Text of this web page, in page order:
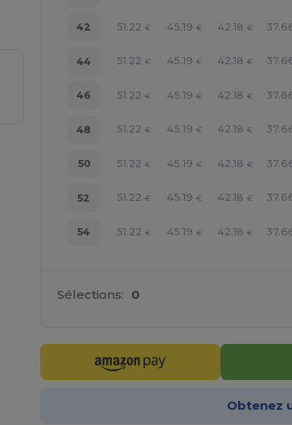
42 51.22 € 45.19 € 42.18 €
44 51.22 € 45.19 € 42.18 €
46 51.22 € 45.19 € 42.18 €
48 51.22 € 45.19 € 42.18 €
50 51.22 € 45.19 € 42.18 €
52 51.22 € 45.19 € 42.18 €
54 51.22 € 45.19 € 42.18 €
Sélections: 0
Obtenez